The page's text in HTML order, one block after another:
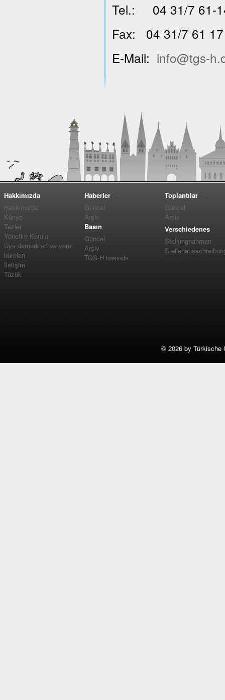
Tel.: 04 31/7 61-
Fax: 04 31/7 61 17
E-Mail: info@tgs-
Hakkımızda
Hakkımızda
Künye
Tezler
Yönetim Kurulu
Üye dernerkleri ve yerel
büroları
İletişim
Tüzük
Haberler
Güncel
Arşiv
Basın
Güncel
Arşiv
TGS-H basında
Toplantılar
Güncel
Arşiv
Verschiedenes
Stellungnahmen
© 2026 by Türkische